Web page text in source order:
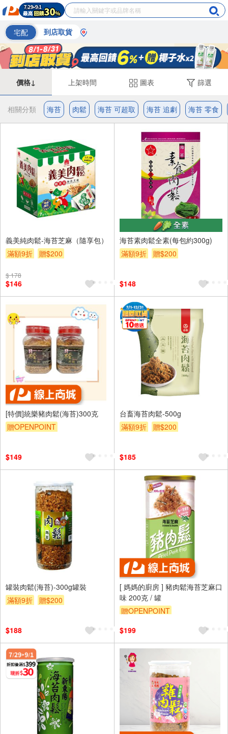
宅配 到店取貨
價格↓ 上架時間 圖表 篩選
相關分類 海苔 肉鬆 海苔 可超取 海苔 追劇 海苔 零食
義美純肉鬆-海苔芝麻（隨享包）
滿額9折
贈$200
$ 178
$146
海苔素肉鬆全素(每包約300g)
滿額9折
贈$200
$148
[特價]統樂豬肉鬆(海苔)300克
贈OPENPOINT
$149
台畜海苔肉鬆-500g
滿額9折
贈$200
$185
罐裝肉鬆(海苔)-300g罐裝
滿額9折
贈$200
$188
[ 媽媽的廚房 ] 豬肉鬆海苔芝麻口
味 200克 / 罐
贈OPENPOINT
$199